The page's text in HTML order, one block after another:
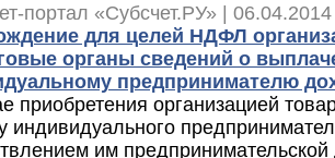
портал «Субсчет.РУ» |
для целей НДФЛ
органы сведений о
предпринимателю
приобретения организацией
индивидуального
им предпринимательской